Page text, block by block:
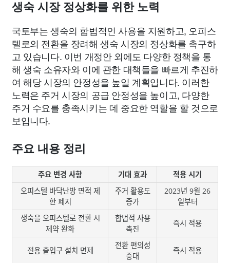
생숙 시장 정상화를 위한 노력
국토부는 생숙의 합법적인 사용을 지원하고, 오피스
텔로의 전환을 장려해 생숙 시장의 정상화를 촉구하
고 있습니다. 이번 개정안 외에도 다양한 정책을 통
해 생숙 소유자와 이에 관한 대책들을 빠르게 추진하
여 해당 시장의 안정성을 높일 계획입니다. 이러한
노력은 주거 시장의 공급 안정성을 높이고, 다양한
주거 수요를 충족시키는 데 중요한 역할을 할 것으로
보입니다.
주요 내용 정리
주요 변경 사항 기대 효과
적용 시기
오피스텔 바닥난방 면적 제
한 폐지
주거 활용도
증가
2023년 9월 26
일부터
생숙을 오피스텔로 전환 시
제약 완화
합법적 사용
촉진
즉시 적용
전용 출입구 설치 면제
전환 편의성
증대
즉시 적용